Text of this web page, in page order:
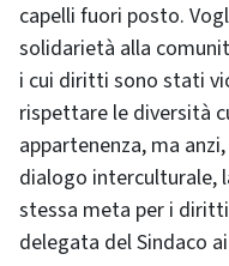
capelli fuori posto.
solidarietà alla
i cui diritti sono stati
rispettare le diversità
appartenenza, ma
dialogo interculturale,
stessa meta per i
delegata del Sindaco